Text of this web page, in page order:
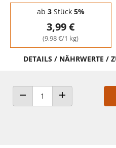
Staffelpreise - Mengenrabatt
ab 3Stück 5%
3,99 €
(9,98 €/1 kg)
DETAILS / NÄHRWERTE /
ANZAHL VERRINGERNANZAHL ERHÖHEN